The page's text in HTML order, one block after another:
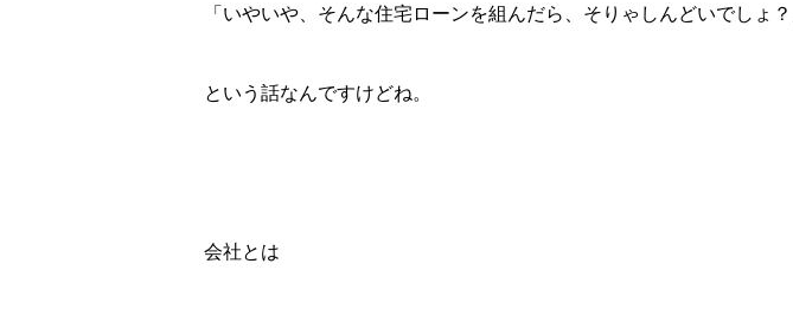
「いやいや、そんな住宅ローンを組んだら、そりゃしんどいでしょ？
という話なんですけどね。
会社とは